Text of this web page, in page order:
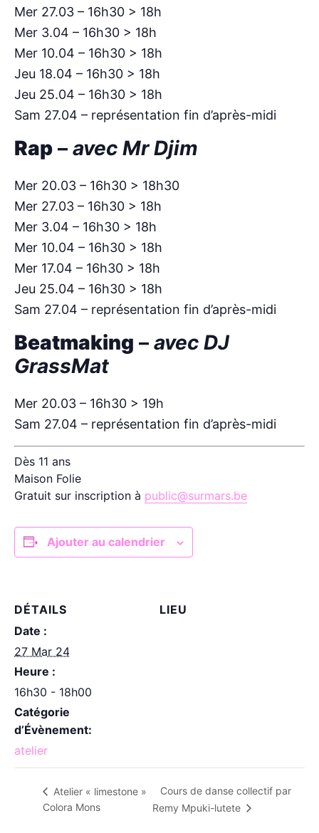
Mer 27.03 – 16h30 > 18h
Mer 3.04 – 16h30 > 18h
Mer 10.04 – 16h30 > 18h
Jeu 18.04 – 16h30 > 18h
Jeu 25.04 – 16h30 > 18h
Sam 27.04 – représentation fin d’après-midi
Rap – avec Mr Djim
Mer 20.03 – 16h30 > 18h30
Mer 27.03 – 16h30 > 18h
Mer 3.04 – 16h30 > 18h
Mer 10.04 – 16h30 > 18h
Mer 17.04 – 16h30 > 18h
Jeu 25.04 – 16h30 > 18h
Sam 27.04 – représentation fin d’après-midi
Beatmaking – avec DJ
GrassMat
Mer 20.03 – 16h30 > 19h
Sam 27.04 – représentation fin d’après-midi
Dès 11 ans
Maison Folie
Gratuit sur inscription à public@surmars.be
Ajouter au calendrier
DÉTAILS
Date :
27 Mar 24
Heure :
16h30 - 18h00
Catégorie
d’Évènement:
atelier
LIEU
Atelier « limestone »
Colora Mons
Cours de danse collectif par
Remy Mpuki-lutete